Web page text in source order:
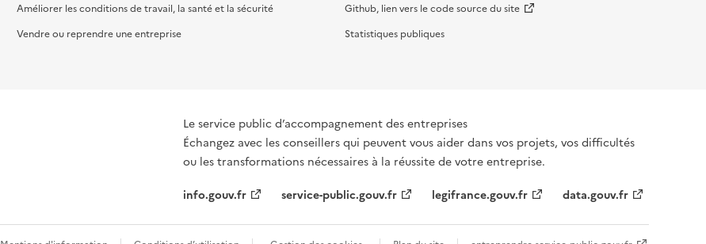
Améliorer les conditions de travail, la santé et la sécurité
Vendre ou reprendre une entreprise
Github, lien vers le code source du site
Statistiques publiques
Le service public d’accompagnement des entreprises
Échangez avec les conseillers qui peuvent vous aider dans vos projets, vos difficultés
ou les transformations nécessaires à la réussite de votre entreprise.
info.gouv.fr
service-public.gouv.fr legifrance.gouv.fr data.gouv.fr